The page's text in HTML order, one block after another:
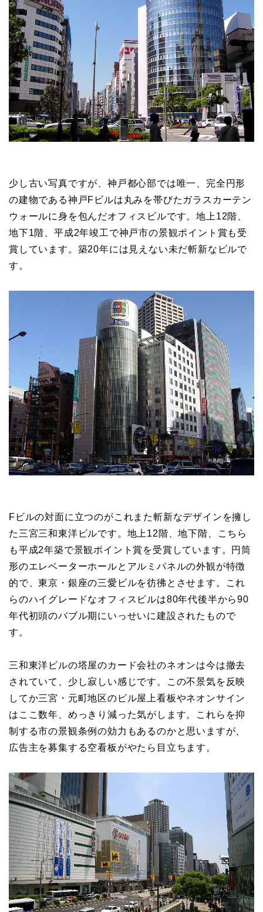
少し古い写真ですが、神戸都心部では唯一、完全円形
の建物である神戸Fビルは丸みを帯びたガラスカーテン
ウォールに身を包んだオフィスビルです。地上12階、
地下1階、平成2年竣工で神戸市の景観ポイント賞も受
賞しています。築20年には見えない未だ斬新なビルで
す。
Fビルの対面に立つのがこれまた斬新なデザインを擁し
た三宮三和東洋ビルです。地上12階、地下階、こちら
も平成2年築で景観ポイント賞を受賞しています。円筒
形のエレベーターホールとアルミパネルの外観が特徴
的で、東京・銀座の三愛ビルを彷彿とさせます。これ
らのハイグレードなオフィスビルは80年代後半から90
年代初頭のバブル期にいっせいに建設されたもので
す。
三和東洋ビルの塔屋のカード会社のネオンは今は撤去
されていて、少し寂しい感じです。この不景気を反映
してか三宮・元町地区のビル屋上看板やネオンサイン
はここ数年、めっきり減った気がします。これらを抑
制する市の景観条例の効力もあるのかと思いますが、
広告主を募集する空看板がやたら目立ちます。